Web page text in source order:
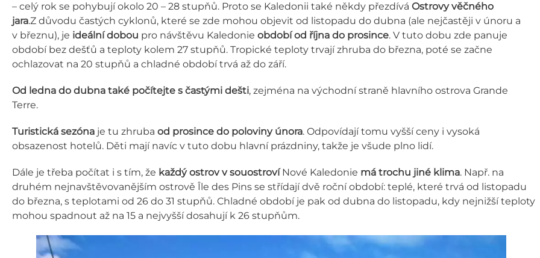
– celý rok se pohybují okolo 20 – 28 stupňů. Proto se Kaledonii také někdy přezdívá Ostrovy věčného
jara.Z důvodu častých cyklonů, které se zde mohou objevit od listopadu do dubna (ale nejčastěji v únoru a
v březnu), je ideální dobou pro návštěvu Kaledonie období od října do prosince. V tuto dobu zde panuje
období bez dešťů a teploty kolem 27 stupňů. Tropické teploty trvají zhruba do března, poté se začne
ochlazovat na 20 stupňů a chladné období trvá až do září.
Od ledna do dubna také počítejte s častými dešti, zejména na východní straně hlavního ostrova Grande
Terre.
Turistická sezóna je tu zhruba od prosince do poloviny února. Odpovídají tomu vyšší ceny i vysoká
obsazenost hotelů. Děti mají navíc v tuto dobu hlavní prázdniny, takže je všude plno lidí.
Dále je třeba počítat i s tím, že každý ostrov v souostrovíNové Kaledonie má trochu jiné klima. Např. na
druhém nejnavštěvovanějším ostrově Île des Pins se střídají dvě roční období: teplé, které trvá od listopadu
do března, s teplotami od 26 do 31 stupňů. Chladné období je pak od dubna do listopadu, kdy nejnižší teploty
mohou spadnout až na 15 a nejvyšší dosahují k 26 stupňům.